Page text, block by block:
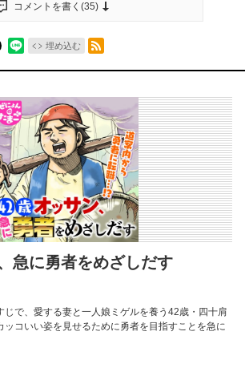
コメントを書く(35)
埋め込む
RSSフィード
急に勇者をめざしだす
じで、愛する妻と一人娘ミゲルを養う42歳・四十肩
ッコいい姿を見せるために勇者を目指すことを急に